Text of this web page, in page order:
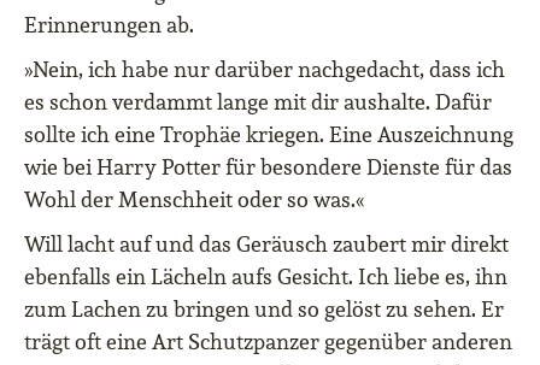
Erinnerungen ab.
»Nein, ich habe nur darüber nachgedacht, dass ich
es schon verdammt lange mit dir aushalte. Dafür
sollte ich eine Trophäe kriegen. Eine Auszeichnung
wie bei Harry Potter für besondere Dienste für das
Wohl der Menschheit oder so was.«
Will lacht auf und das Geräusch zaubert mir direkt
ebenfalls ein Lächeln aufs Gesicht. Ich liebe es, ihn
zum Lachen zu bringen und so gelöst zu sehen. Er
trägt oft eine Art Schutzpanzer gegenüber anderen